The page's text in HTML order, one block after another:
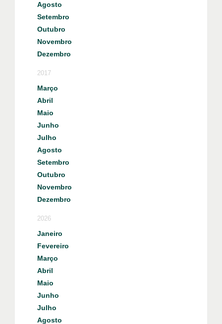
Agosto
Setembro
Outubro
Novembro
Dezembro
2017
Março
Abril
Maio
Junho
Julho
Agosto
Setembro
Outubro
Novembro
Dezembro
2026
Janeiro
Fevereiro
Março
Abril
Maio
Junho
Julho
Agosto